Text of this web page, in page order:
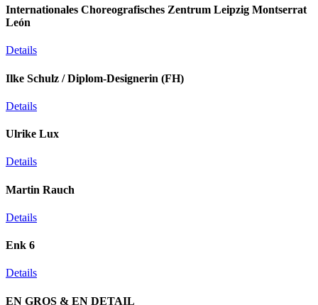
Internationales Choreografisches Zentrum Leipzig Montserrat
León
Details
Ilke Schulz / Diplom-Designerin (FH)
Details
Ulrike Lux
Details
Martin Rauch
Details
Enk 6
Details
EN GROS & EN DETAIL